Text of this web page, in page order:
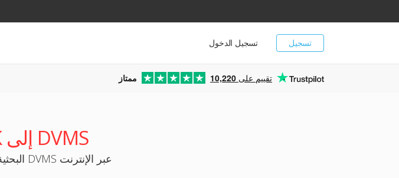
تسجيل تسجيل الدخول
ممتاز 10,220 تقييم على
محوّل HTK إلى DVMS
حوّل تسجيلات HTK البحثية إلى DVMS عبر الإنترنت